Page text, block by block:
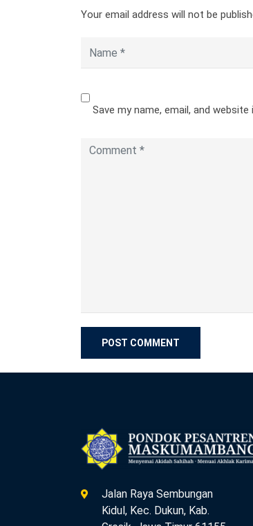
Your email address will not be
Save my name, email, and
Jalan Raya Sembungan
Kidul, Kec. Dukun, Kab.